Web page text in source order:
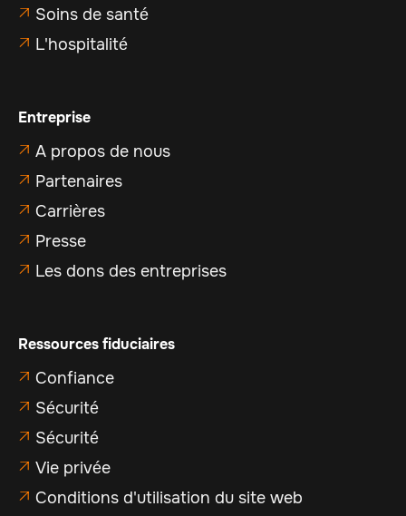
 Soins de santé
 L'hospitalité
Entreprise
 A propos de nous
 Partenaires
 Carrières
 Presse
 Les dons des entreprises
Ressources fiduciaires
 Confiance
 Sécurité
 Sécurité
 Vie privée
 Conditions d'utilisation du site web